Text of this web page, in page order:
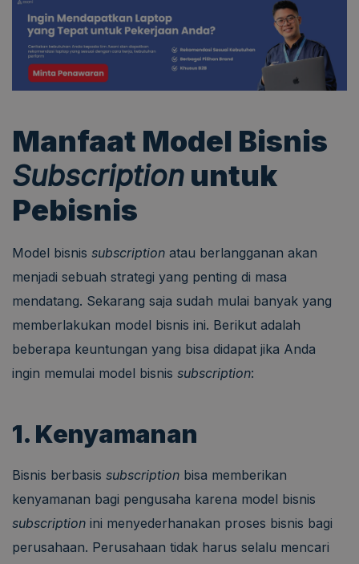
Manfaat Model Bisnis
Subscription untuk
Pebisnis
Model bisnis subscription atau berlangganan akan
menjadi sebuah strategi yang penting di masa
mendatang. Sekarang saja sudah mulai banyak yang
memberlakukan model bisnis ini. Berikut adalah
beberapa keuntungan yang bisa didapat jika Anda
ingin memulai model bisnis subscription:
1. Kenyamanan
Bisnis berbasis subscription bisa memberikan
kenyamanan bagi pengusaha karena model bisnis
subscription ini menyederhanakan proses bisnis bagi
perusahaan. Perusahaan tidak harus selalu mencari